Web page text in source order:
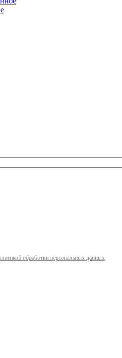
обработки персональных данных.